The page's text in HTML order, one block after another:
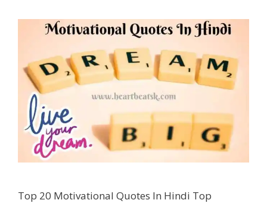
Top 20 Motivational Quotes In Hindi Top